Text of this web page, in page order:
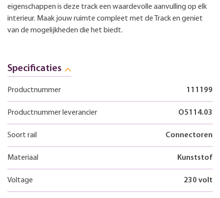
eigenschappen is deze track een waardevolle aanvulling op elk
interieur. Maak jouw ruimte compleet met de Track en geniet
van de mogelijkheden die het biedt.
Specificaties
Productnummer 111199
Productnummer leverancier O5114.03
Soort rail Connectoren
Materiaal Kunststof
Voltage 230 volt